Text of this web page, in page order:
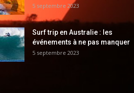
5 septembre 2023
Surf trip en Australie : les
événements à ne pas manquer
5 septembre 2023